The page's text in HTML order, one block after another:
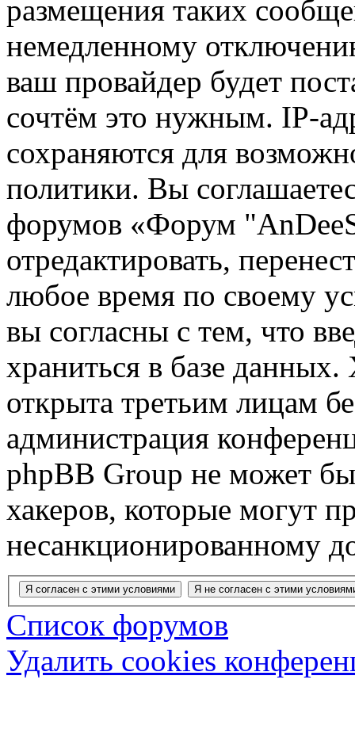
размещения таких
немедленному
ваш провайдер будет
сочтём это нужным. IP-
сохраняются для
политики. Вы
форумов «Форум
отредактировать,
любое время по своему
вы согласны с тем, что
храниться в базе
открыта третьим лицам
администрация
phpBB Group не может
хакеров, которые могут
несанкционированному
Список форумов
Удалить cookies